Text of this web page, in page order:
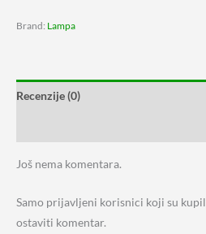
Brand: Lampa
Recenzije (0)
Još nema komentara.
Samo prijavljeni korisnici koji su
ostaviti komentar.